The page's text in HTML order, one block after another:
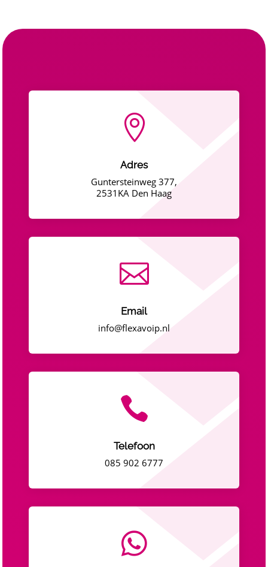

Adres
Guntersteinweg 377,
2531KA Den Haag

Email
info@flexavoip.nl

Telefoon
085 902 6777
